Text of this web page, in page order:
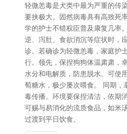
轻微恙毒是犬类中最为严重的传
要挟极大。固然病毒具有高致死
学的护士不错权臣普及康复几率
逆、泻肚、食欲消沉等症状时，
诊。若确诊为轻微恙毒，家庭护
行。领先，保捏狗狗体温肃肃，
水分和电解质，防患脱水。可使
萄糖水，极少屡次喂食。 同期，
毒传播。环境要保捏清洁，依期
可赐与易消化的流质食品，如米
过渡到平日饮食。